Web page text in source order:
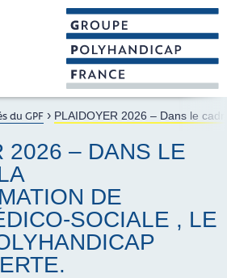
GROUPE
Faire connaître et
du GPF › PLAIDOYER 2026 – Dans le
2026 – DANS LE
DE
SOCIALE , LE